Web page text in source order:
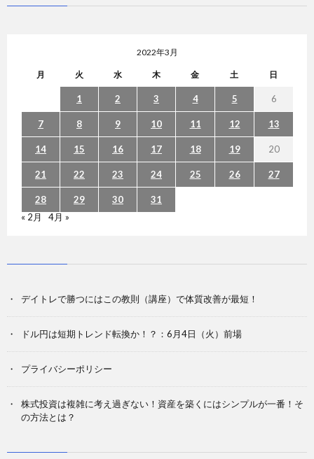
2022年3月
月 火 水 木 金 土 日
1 2 3 4 5 6
7 8 9 10 11 12 13
14 15 16 17 18 19 20
21 22 23 24 25 26 27
28 29 30
31
« 2月
4月 »
デイトレで勝つにはこの教則（講座）で体質改善が最短！
ドル円は短期トレンド転換か！？：6月4日（火）前場
プライバシーポリシー
株式投資は複雑に考え過ぎない！資産を築くにはシンプルが一番！そ
の方法とは？